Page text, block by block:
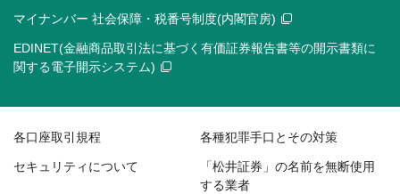
マイナンバー 社会保障・税番号制度(内閣官房)
EDINET(金融商品取引法に基づく有価証券報告書等の開示書類に
関する電子開示システム)
各口座取引規程 各種犯罪手口とその対策
セキュリティについて
「松井証券」の名前を無断使用
する業者